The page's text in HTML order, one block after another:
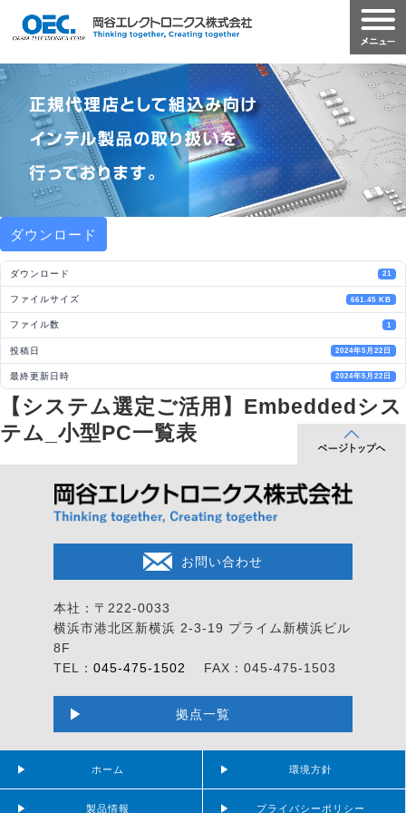
ダウンロード
ダウンロード 21
ファイルサイズ 661.45 KB
ファイル数 1
投稿日 2024年5月22日
最終更新日時 2024年5月22日
【システム選定ご活用】Embeddedシス
テム_小型PC一覧表
お問い合わせ
本社：〒222-0033
横浜市港北区新横浜 2-3-19 プライム新横浜ビル
8F
TEL： 045-475-1502 FAX：045-475-1503
拠点一覧
ホーム
製品情報
環境方針
プライバシーポリシー